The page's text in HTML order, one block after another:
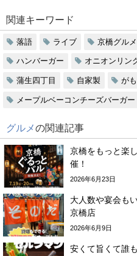
関連キーワード
落語 ライブ 京橋グルメ
ハンバーガー オニオンリン
蒲生四丁目 自家製 が
メープルベーコンチーズバーガー
グルメの関連記事
京橋をもっと楽
催！
2026年6月23日
大人数や宴会も
京橋店
2026年6月9日
安くて旨くて誰